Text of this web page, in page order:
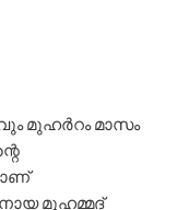
മുഹര്‍റം മാസം
മുഹമ്മദ്